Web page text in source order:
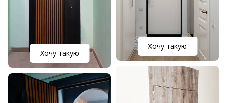
Хочу такую
Хочу такую